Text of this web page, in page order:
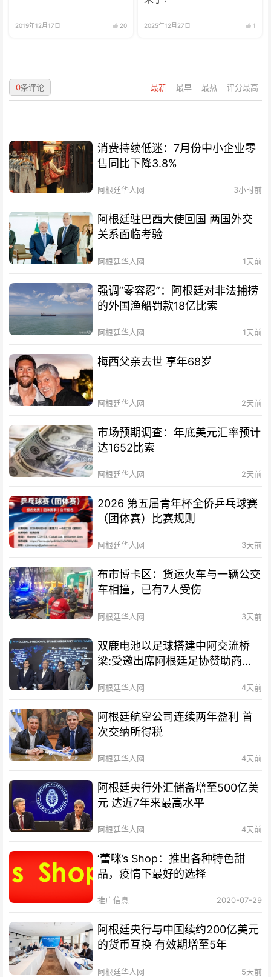
2019年12月17日 20 2025年12月27日 1
最新 最早 最热 评分最高
0条评论
消费持续低迷：7月份中小企业零
售同比下降3.8%
阿根廷华人网 3小时前
阿根廷驻巴西大使回国 两国外交
关系面临考验
阿根廷华人网 1天前
强调“零容忍”：阿根廷对非法捕捞
的外国渔船罚款18亿比索
阿根廷华人网 1天前
梅西父亲去世 享年68岁
阿根廷华人网 2天前
市场预期调查：年底美元汇率预计
达1652比索
阿根廷华人网 2天前
2026 第五届青年杯全侨乒乓球赛
（团体赛）比赛规则
阿根廷华人网 3天前
布市博卡区：货运火车与一辆公交
车相撞，已有7人受伤
阿根廷华人网 3天前
双鹿电池以足球搭建中阿交流桥
梁:受邀出席阿根廷足协赞助商招
阿根廷华人网 4天前
阿根廷航空公司连续两年盈利 首
次交纳所得税
阿根廷华人网 4天前
阿根廷央行外汇储备增至500亿美
元 达近7年来最高水平
阿根廷华人网 4天前
‘蕾咪’s Shop：推出各种特色甜
品，疫情下最好的选择
推广信息 2020-07-29
阿根廷央行与中国续约200亿美元
的货币互换 有效期增至5年
阿根廷华人网 5天前